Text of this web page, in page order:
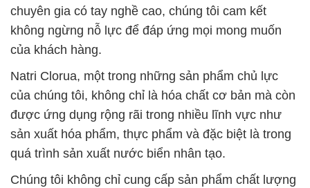
chuyên gia có tay nghề cao, chúng tôi cam kết
không ngừng nỗ lực để đáp ứng mọi mong muốn
của khách hàng.
Natri Clorua, một trong những sản phẩm chủ lực
của chúng tôi, không chỉ là hóa chất cơ bản mà còn
được ứng dụng rộng rãi trong nhiều lĩnh vực như
sản xuất hóa phẩm, thực phẩm và đặc biệt là trong
quá trình sản xuất nước biển nhân tạo.
Chúng tôi không chỉ cung cấp sản phẩm chất lượng